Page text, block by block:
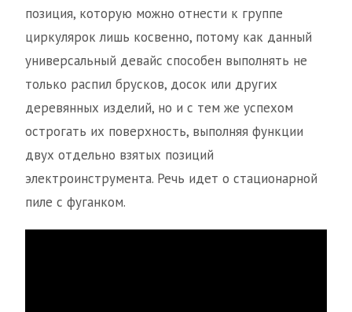
позиция, которую можно отнести к группе
циркулярок лишь косвенно, потому как данный
универсальный девайс способен выполнять не
только распил брусков, досок или других
деревянных изделий, но и с тем же успехом
острогать их поверхность, выполняя функции
двух отдельно взятых позиций
электроинструмента. Речь идет о стационарной
пиле с фуганком.